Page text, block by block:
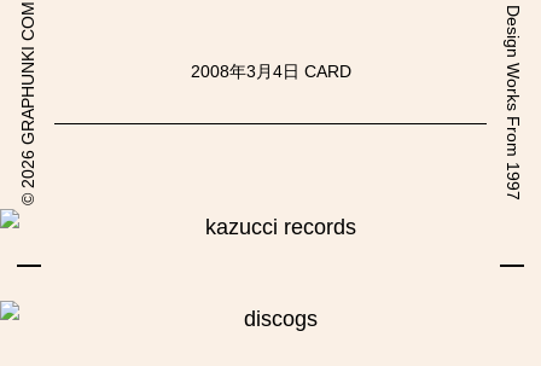
2008年3月4日 CARD Design Works From 1997
©
2026 GRAPHUNKI COM